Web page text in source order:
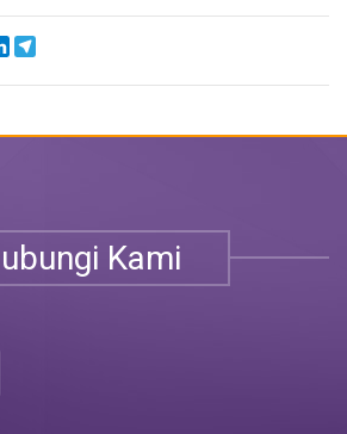
Kami